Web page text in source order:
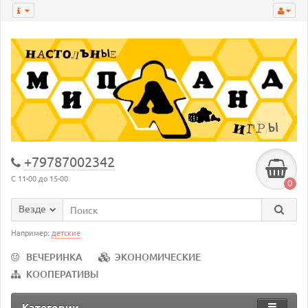
+79787002342
С 11-00 до 15-00 0
Везде
Например: детские
ВЕЧЕРИНКА
ЭКОНОМИЧЕСКИЕ
КООПЕРАТИВЫ